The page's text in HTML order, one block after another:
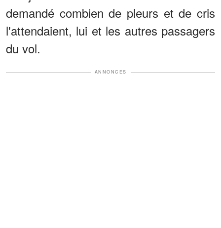
demandé combien de pleurs et de cris
l'attendaient, lui et les autres passagers
du vol.
ANNONCES